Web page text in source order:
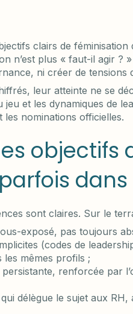
clairs de
n’est plus « faut-il agir ?
ni créer de tensions
leur atteinte ne se
jeu et les dynamiques de
les nominations officielles.
objectifs
sont claires. Sur le
exposé, pas toujours
(codes de
mêmes profils ;
renforcée par
délègue le sujet aux RH,